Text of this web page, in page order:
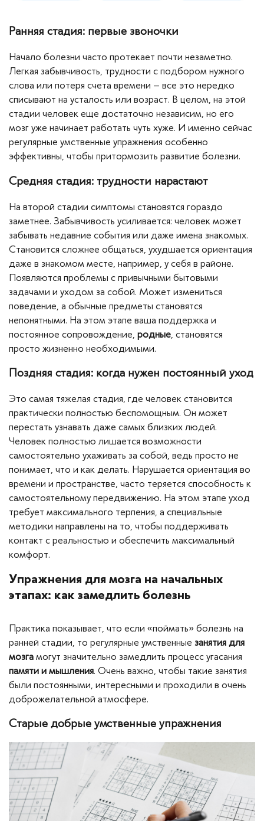
Ранняя стадия: первые звоночки
Начало болезни часто протекает почти незаметно.
Легкая забывчивость, трудности с подбором нужного
слова или потеря счета времени – все это нередко
списывают на усталость или возраст. В целом, на этой
стадии человек еще достаточно независим, но его
мозг уже начинает работать чуть хуже. И именно сейчас
регулярные умственные упражнения особенно
эффективны, чтобы притормозить развитие болезни.
Средняя стадия: трудности нарастают
На второй стадии симптомы становятся гораздо
заметнее. Забывчивость усиливается: человек может
забывать недавние события или даже имена знакомых.
Становится сложнее общаться, ухудшается ориентация
даже в знакомом месте, например, у себя в районе.
Появляются проблемы с привычными бытовыми
задачами и уходом за собой. Может измениться
поведение, а обычные предметы становятся
непонятными. На этом этапе ваша поддержка и
постоянное сопровождение, родные , становятся
просто жизненно необходимыми.
Поздняя стадия: когда нужен постоянный уход
Это самая тяжелая стадия, где человек становится
практически полностью беспомощным. Он может
перестать узнавать даже самых близких людей.
Человек полностью лишается возможности
самостоятельно ухаживать за собой, ведь просто не
понимает, что и как делать. Нарушается ориентация во
времени и пространстве, часто теряется способность к
самостоятельному передвижению. На этом этапе уход
требует максимального терпения, а специальные
методики направлены на то, чтобы поддерживать
контакт с реальностью и обеспечить максимальный
комфорт.
Упражнения для мозга на начальных
этапах: как замедлить болезнь
Практика показывает, что если «поймать» болезнь на
ранней стадии, то регулярные умственные занятия для
мозга могут значительно замедлить процесс угасания
памяти и мышления. Очень важно, чтобы такие занятия
были постоянными, интересными и проходили в очень
доброжелательной атмосфере.
Старые добрые умственные упражнения